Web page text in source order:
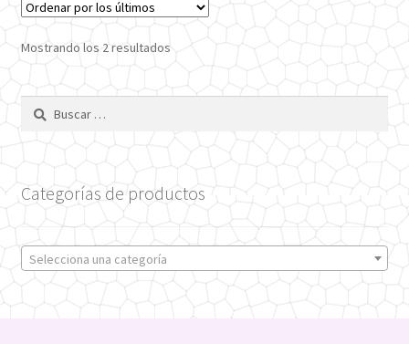
Mostrando los 2 resultadosOrdenado
por
los
Buscar:
Categorías de productos
Selecciona una categoría